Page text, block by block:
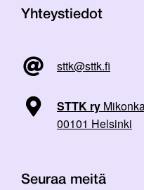
Yhteystiedot
sttk@sttk.fi
STTK ry
00101 Helsinki
Seuraa meitä